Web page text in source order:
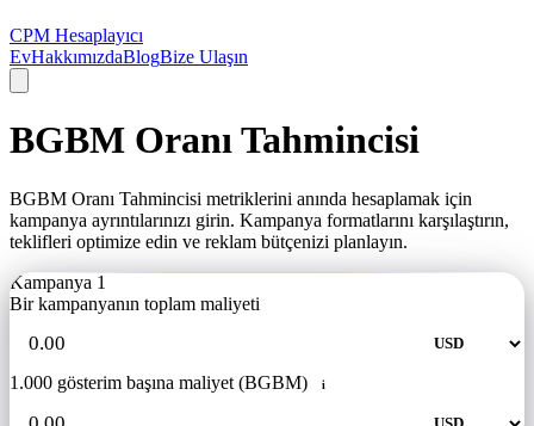
CPM Hesaplayıcı
EvHakkımızdaBlogBize Ulaşın
BGBM Oranı Tahmincisi
BGBM Oranı Tahmincisi metriklerini anında hesaplamak için
kampanya ayrıntılarınızı girin. Kampanya formatlarını karşılaştırın,
teklifleri optimize edin ve reklam bütçenizi planlayın.
Kampanya 1
Bir kampanyanın toplam maliyeti
1.000 gösterim başına maliyet (BGBM) i